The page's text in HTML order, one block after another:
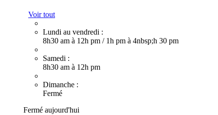
Voir tout
Lundi au vendredi :
8h30 am à 12h pm / 1h pm à 4nbsp;h 30 pm
Samedi :
8h30 am à 12h pm
Dimanche :
Fermé
Fermé aujourd'hui